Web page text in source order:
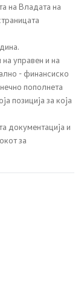
на Владата на
управен и на
- финансиско
пополнета
позиција за која
документација и
за